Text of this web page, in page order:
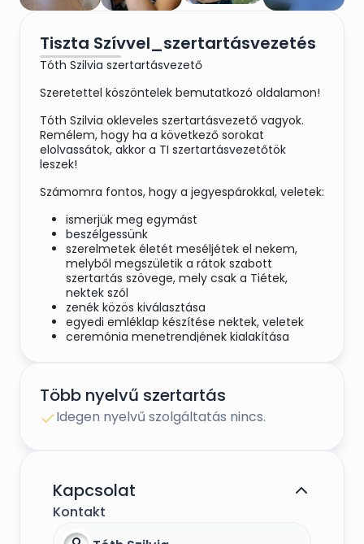
Tiszta Szívvel_szertartásvezetés
Tóth Szilvia szertartásvezető
Szeretettel köszöntelek bemutatkozó oldalamon!
Tóth Szilvia okleveles szertartásvezető vagyok.
Remélem, hogy ha a következő sorokat
elolvassátok, akkor a TI szertartásvezetőtök
leszek!
Számomra fontos, hogy a jegyespárokkal, veletek:
ismerjük meg egymást
beszélgessünk
szerelmetek életét meséljétek el nekem,
melyből megszületik a rátok szabott
szertartás szövege, mely csak a Tiétek,
nektek szól
zenék közös kiválasztása
egyedi emléklap készítése nektek, veletek
ceremónia menetrendjének kialakítása
a nagy napon támaszotok lenni mosollyal,
nyugalommal
szövegek és a szerelmes versek világa. Ifjú
felnőttként színjátszókör tagja voltam, számos
versenyről hoztam el a jól megérdemelt
megmaradt és jelenleg is aktívan tevékenykedek.
Több nyelvű szertartás
Idegen nyelvű szolgáltatás nincs.
Kapcsolat
Kontakt